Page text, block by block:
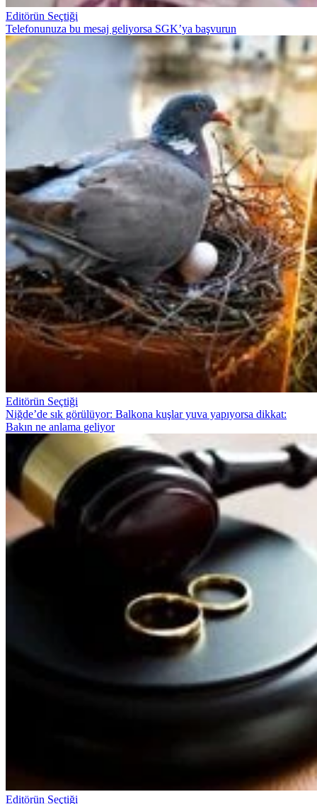
Editörün Seçtiği
Telefonunuza bu mesaj geliyorsa SGK’ya başvurun
Editörün Seçtiği
Niğde’de sık görülüyor: Balkona kuşlar yuva yapıyorsa dikkat:
Bakın ne anlama geliyor
Editörün Seçtiği